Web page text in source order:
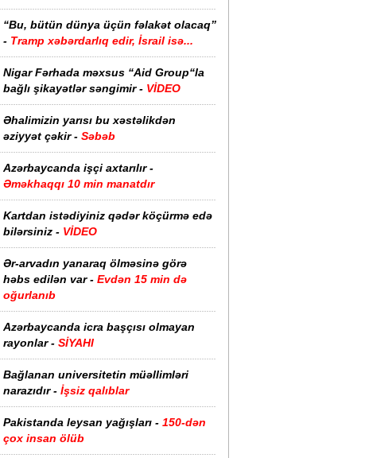
“Bu, bütün dünya üçün fəlakət olacaq”
- Tramp xəbərdarlıq edir, İsrail isə...
Nigar Fərhada məxsus “Aid Group“la
bağlı şikayətlər səngimir - VİDEO
Əhalimizin yarısı bu xəstəlikdən
əziyyət çəkir - Səbəb
Azərbaycanda işçi axtarılır -
Əməkhaqqı 10 min manatdır
Kartdan istədiyiniz qədər köçürmə edə
bilərsiniz - VİDEO
Ər-arvadın yanaraq ölməsinə görə
həbs edilən var - Evdən 15 min də
oğurlanıb
Azərbaycanda icra başçısı olmayan
rayonlar - SİYAHI
Bağlanan universitetin müəllimləri
narazıdır - İşsiz qalıblar
Pakistanda leysan yağışları - 150-dən
çox insan ölüb